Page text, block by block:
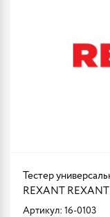
Тестер
REXANT REXANT
Артикул: 16-0103